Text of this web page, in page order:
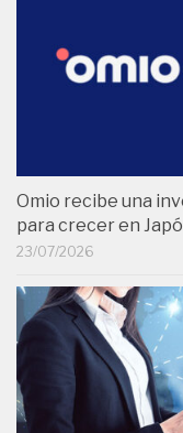
Omio recibe una
para crecer en
23/07/2026